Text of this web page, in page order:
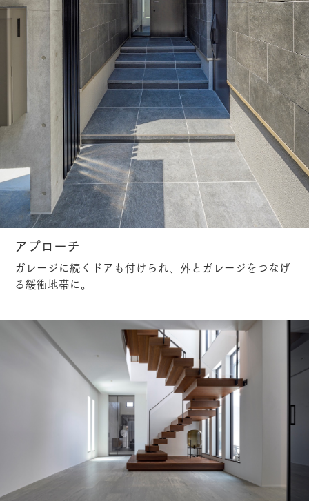
アプローチ
ガレージに続くドアも付けられ、外とガレージをつなげ
る緩衝地帯に。